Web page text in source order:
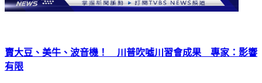
賣大豆、美牛、波音機！ 川普吹噓川習會成果 專家：影響
有限